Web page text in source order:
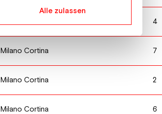
Alle zulassen
4
Milano Cortina 7
Milano Cortina 2
Milano Cortina 6